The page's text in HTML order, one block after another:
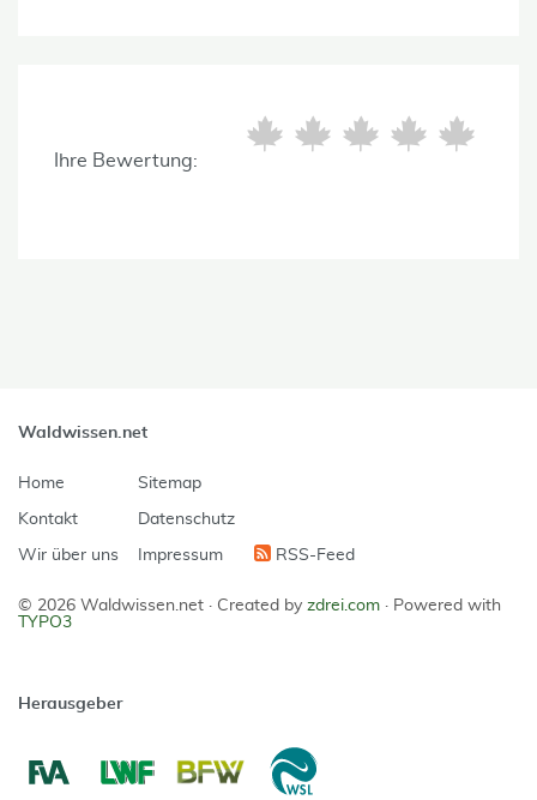
Ihre Bewertung:
Waldwissen.net
Home
Kontakt
Wir über uns
Sitemap
Datenschutz
Impressum RSS-Feed
© 2026 Waldwissen.net · Created by zdrei.com · Powered with
TYPO3
Herausgeber